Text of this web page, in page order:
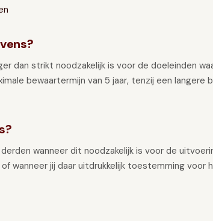
dan strikt noodzakelijk is voor de doeleinden
bewaartermijn van 5 jaar, tenzij een langere
wanneer dit noodzakelijk is voor de
wanneer jij daar uitdrukkelijk toestemming voor